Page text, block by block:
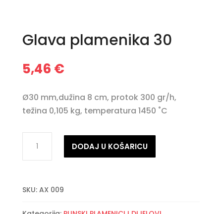
Glava plamenika 30
5,46 €
Ø30 mm,dužina 8 cm, protok 300 gr/h,
težina 0,105 kg, temperatura 1450 ˚C
plamenika
DODAJ U KOŠARICU
SKU: AX 009